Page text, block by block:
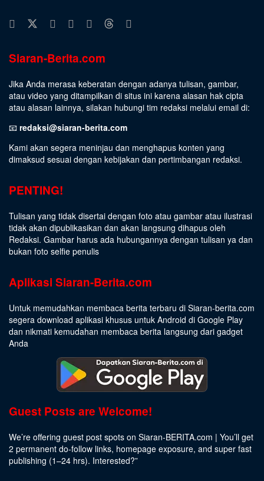
Siaran-Berita.com
Jika Anda merasa keberatan dengan adanya tulisan, gambar,
atau video yang ditampilkan di situs ini karena alasan hak cipta
atau alasan lainnya, silakan hubungi tim redaksi melalui email di:
📧 redaksi@siaran-berita.com
Kami akan segera meninjau dan menghapus konten yang
dimaksud sesuai dengan kebijakan dan pertimbangan redaksi.
PENTING!
Tulisan yang tidak disertai dengan foto atau gambar atau ilustrasi
tidak akan dipublikasikan dan akan langsung dihapus oleh
Redaksi. Gambar harus ada hubungannya dengan tulisan ya dan
bukan foto selfie penulis
Aplikasi Siaran-Berita.com
Untuk memudahkan membaca berita terbaru di Siaran-berita.com
segera download aplikasi khusus untuk Android di Google Play
dan nikmati kemudahan membaca berita langsung dari gadget
Anda
Guest Posts are Welcome!
We’re offering guest post spots on Siaran-BERITA.com | You’ll get
2 permanent do-follow links, homepage exposure, and super fast
publishing (1–24 hrs). Interested?”